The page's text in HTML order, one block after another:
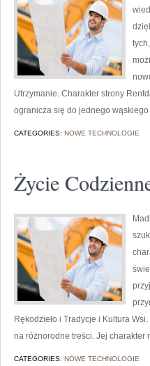
Utrzymanie. Charakter strony
ogranicza się do jednego
CATEGORIES: NOWE TECHNOLOGIE
Życie
Rękodzieło i Tradycje i Kultura
na różnorodne treści. Jej charakter
CATEGORIES: NOWE TECHNOLOGIE